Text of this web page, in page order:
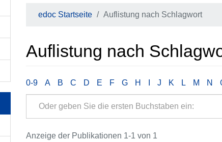
edoc Startseite Auflistung nach Schlagwort
Auflistung nach
0-9 A B C D E F G H J K L M N
Anzeige der Publikationen 1-1 von 1